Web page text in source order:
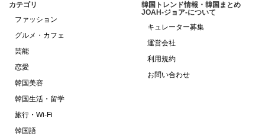
カテゴリ
ファッション
グルメ・カフェ
芸能
恋愛
韓国美容
韓国生活・留学
旅行・Wi-Fi
韓国語
韓国トレンド情報・韓国まとめ
JOAH-ジョア-について
キュレーター募集
運営会社
利用規約
お問い合わせ